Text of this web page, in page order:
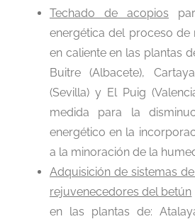
Techado de acopios
energética del proceso de
en caliente en las plantas
Buitre (Albacete),
(Sevilla) y El Puig
medida para la
energético en la
a la minoración de la
Adquisición de sistemas
rejuvenecedores del betún
en las plantas de: